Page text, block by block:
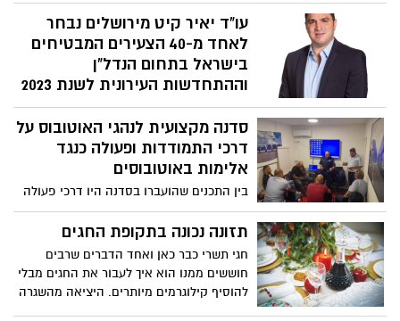
חוצבים בירושלים
עו"ד יאיר קיט מירושלים נבחר
לאחד מ-40 הצעירים המבטיחים
בישראל בתחום הנדל"ן
וההתחדשות העירונית לשנת 2023
עו"ד יאיר קיט: ״שמח ומברך על הבחירה
שמבטאת הערכה גדולה לפעילות הענפה של
משרדנו בעולמות הנדל"ן וההתחדשות
העירונית״
סדנה מקצועית לנהגי האוטובוס על
דרכי התמודדות ופעולה כנגד
אלימות באוטובוסים
בין התכנים שהועברו בסדנה היו דרכי פעולה
בעת עימותים ובעיות עם הנוסעים במהלך
הנסיעה, זיהוי התנהגויות חריגות של נוסעים
בשלב מוקדם, טיפול ודיווח בזמן אמת
למשטרה באירועי אלימות וגרימת נזק ועוד
תזונה נכונה בתקופת החגים
חגי תשרי כבר כאן ואחד הדברים שרבים
חוששים ממנו הוא איך לעבור את החגים מבלי
להוסיף קילוגרמים מיותרים. היציאה מהשגרה